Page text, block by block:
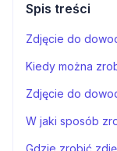
Spis treści
Zdjęcie do
Kiedy można
Zdjęcie do
W jaki sposób
Gdzie zrobić